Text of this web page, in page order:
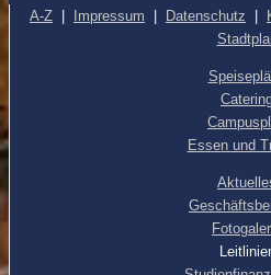
A-Z Impressum Datenschutz
Essen und